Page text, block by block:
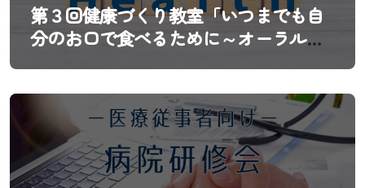
第３回健康づくり教室「いつまでも自
分のお口で食べるために～オーラルフ